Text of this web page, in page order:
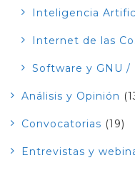
Inteligencia
Internet de las
Software y GNU /
Análisis y Opinión
Convocatorias (19)
Entrevistas y